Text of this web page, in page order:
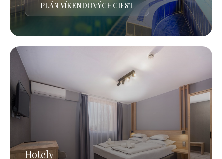
PLÁN VÍKENDOVÝCH CIEST
Hotely